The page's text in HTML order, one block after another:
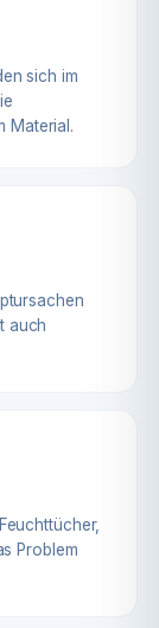
sich im
Material.
auch
Problem